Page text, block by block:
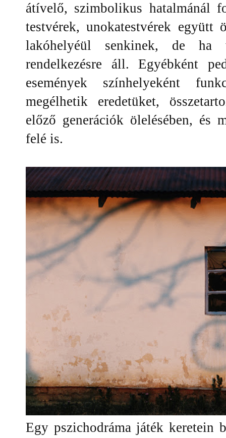
átívelő, szimbolikus hatalmánál
testvérek, unokatestvérek
lakóhelyéül senkinek, de
rendelkezésre áll. Egyébként
események színhelyeként
megélhetik eredetüket,
előző generációk ölelésében, és
felé is.
Egy pszichodráma játék keretein